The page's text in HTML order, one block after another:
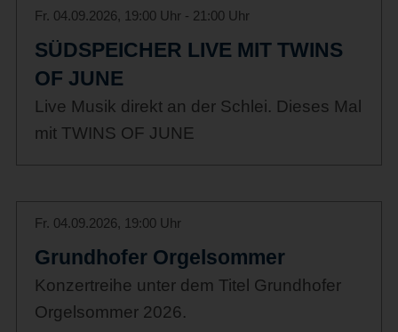
Fr. 04.09.2026, 19:00 Uhr - 21:00 Uhr
SÜDSPEICHER LIVE MIT TWINS
OF JUNE
Live Musik direkt an der Schlei. Dieses Mal
mit TWINS OF JUNE
Fr. 04.09.2026, 19:00 Uhr
Grundhofer Orgelsommer
Konzertreihe unter dem Titel Grundhofer
Orgelsommer 2026.